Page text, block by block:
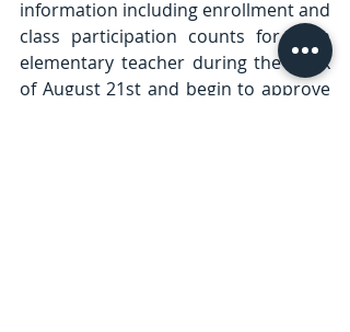
information including enrollment and
class participation counts for each
elementary teacher during the week
of August 21st and begin to approve